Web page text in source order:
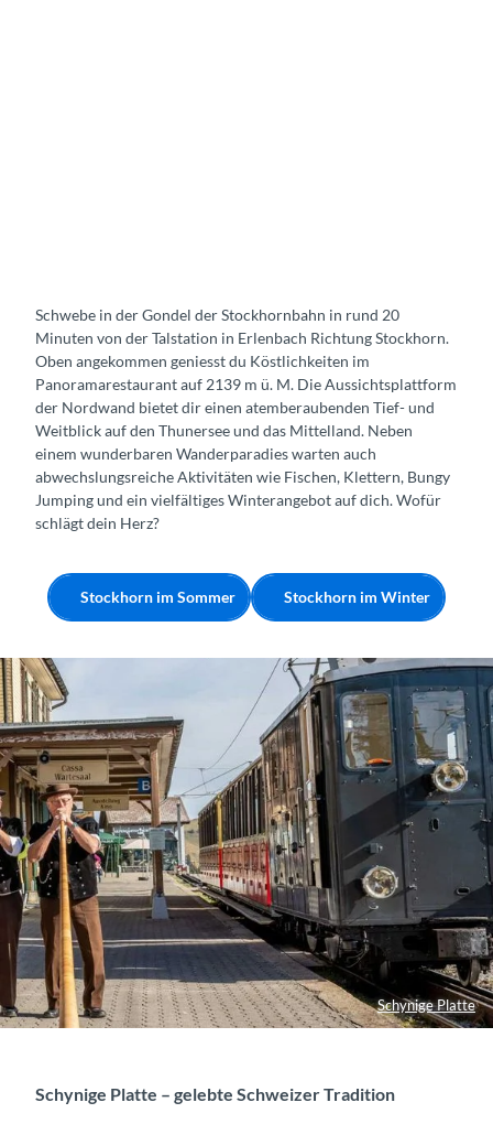
Schwebe in der Gondel der Stockhornbahn in rund 20
Minuten von der Talstation in Erlenbach Richtung Stockhorn.
Oben angekommen geniesst du Köstlichkeiten im
Panoramarestaurant auf 2139 m ü. M. Die Aussichtsplattform
der Nordwand bietet dir einen atemberaubenden Tief- und
Weitblick auf den Thunersee und das Mittelland. Neben
einem wunderbaren Wanderparadies warten auch
abwechslungsreiche Aktivitäten wie Fischen, Klettern, Bungy
Jumping und ein vielfältiges Winterangebot auf dich. Wofür
schlägt dein Herz?
Stockhorn im Sommer Stockhorn im Winter
Schynige Platte
Schynige Platte – gelebte Schweizer Tradition